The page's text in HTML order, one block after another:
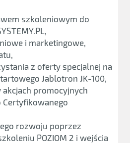
szkoleniowym do
i marketingowe,
z oferty specjalnej na
Jablotron JK-100,
promocyjnych
rozwoju poprzez
POZIOM 2 i wejścia